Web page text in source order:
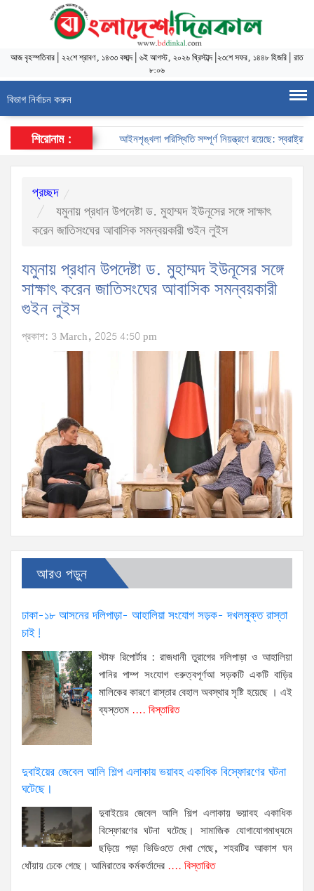
আজবৃহস্পতিবার ২২শে শ্রাবণ, ১৪৩৩ বঙ্গাব্দ| ৬ই আগস্ট, ২০২৬ খ্রিস্টাব্দ| ২৩শে সফর, ১৪৪৮ হিজরি রাত
৮:০৬
বিভাগ নির্বাচন করুন
শিরোনাম : আইনশৃঙ্খলা পরিস্থিতি সম্পূর্ণ নিয়ন্ত্রণে রয়েছে: স্বরাষ্ট্রমন্ত্রী
প্রচ্ছদ
যমুনায় প্রধান উপদেষ্টা ড. মুহাম্মদ ইউনূসের সঙ্গে সাক্ষাৎ
করেন জাতিসংঘের আবাসিক সমন্বয়কারী গুইন লুইস
যমুনায় প্রধান উপদেষ্টা ড. মুহাম্মদ ইউনূসের সঙ্গে
সাক্ষাৎ করেন জাতিসংঘের আবাসিক সমন্বয়কারী
গুইন লুইস
প্রকাশ: 3 March, 2025 4:50 pm
আরও পড়ুন
ঢাকা-১৮ আসনের দলিপাড়া- আহালিয়া সংযোগ সড়ক- দখলমুক্ত রাস্তা
চাই!
স্টাফ রিপোর্টার : রাজধানী তুরাগের দলিপাড়া ও আহালিয়া
পানির পাম্প সংযোগ গুরুত্বপূর্ণআ সড়কটি একটি বাড়ির
মালিকের কারণে রাস্তার বেহাল অবস্থার সৃষ্টি হয়েছে । এই
ব্যস্ততম .... বিস্তারিত
দুবাইয়ের জেবেল আলি শিল্প এলাকায় ভয়াবহ একাধিক বিস্ফোরণের ঘটনা
ঘটেছে।
দুবাইয়ের জেবেল আলি শিল্প এলাকায় ভয়াবহ একাধিক
বিস্ফোরণের ঘটনা ঘটেছে। সামাজিক যোগাযোগমাধ্যমে
ছড়িয়ে পড়া ভিডিওতে দেখা গেছে, শহরটির আকাশ ঘন
ধোঁয়ায় ঢেকে গেছে। আমিরাতের কর্মকর্তাদের .... বিস্তারিত